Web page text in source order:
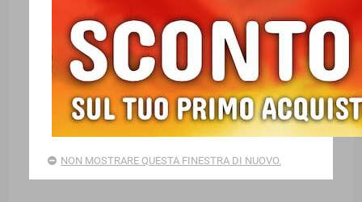
NUOVE CARTE DA GIOCO: CARTE
REGGIANE!
10/06/2026
Facebook
NON MOSTRARE QUESTA FINESTRA DI NUOVO.